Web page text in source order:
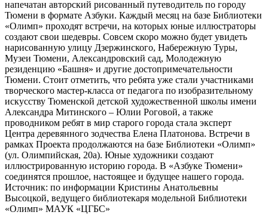
напечатан авторский рисованный путеводитель по городу
Тюмени в формате Азбуки. Каждый месяц на базе Библиотеки
«Олимп» проходят встречи, на которых юные иллюстраторы
создают свои шедевры. Совсем скоро можно будет увидеть
нарисованную улицу Дзержинского, Набережную Туры,
Музеи Тюмени, Александровский сад, Молодежную
резиденцию «Башня» и другие достопримечательности
Тюмени. Стоит отметить, что ребята уже стали участниками
творческого мастер-класса от педагога по изобразительному
искусству Тюменской детской художественной школы имени
Александра Митинского – Юлии Роговой, а также
проводником ребят в мир старого города стала эксперт
Центра деревянного зодчества Елена Платонова. Встречи в
рамках Проекта продолжаются на базе Библиотеки «Олимп»
(ул. Олимпийская, 20а). Юные художники создают
иллюстрированную историю города. В «Азбуке Тюмени»
соединятся прошлое, настоящее и будущее нашего города.
Источник: по информации Кристины Анатольевны
Высоцкой, ведущего библиотекаря модельной Библиотеки
«Олимп» МАУК «ЦГБС»